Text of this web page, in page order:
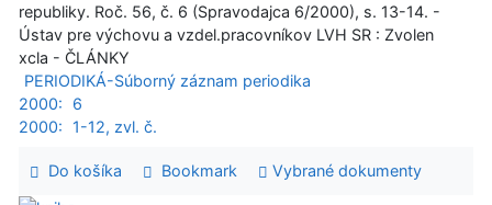
republiky. Roč. 56, č. 6 (Spravodajca 6/2000), s. 13-14. -
Ústav pre výchovu a vzdel.pracovníkov LVH SR : Zvolen
xcla - ČLÁNKY
PERIODIKÁ-Súborný záznam periodika
2000:
6
2000:
1-12, zvl. č.
Do košíka Bookmark Vybrané dokumenty